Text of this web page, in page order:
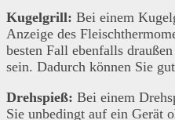
Kugelgrill: Bei einem
Anzeige des
besten Fall ebenfalls
sein. Dadurch können Sie
Drehspieß: Bei einem
Sie unbedingt auf ein Gerät